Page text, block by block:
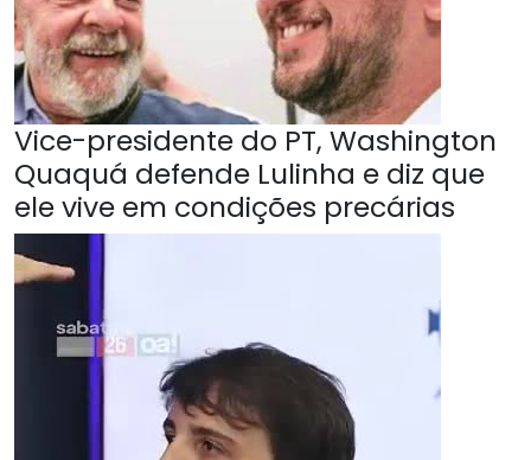
Vice-presidente do PT, Washington
Quaquá defende Lulinha e diz que
ele vive em condições precárias